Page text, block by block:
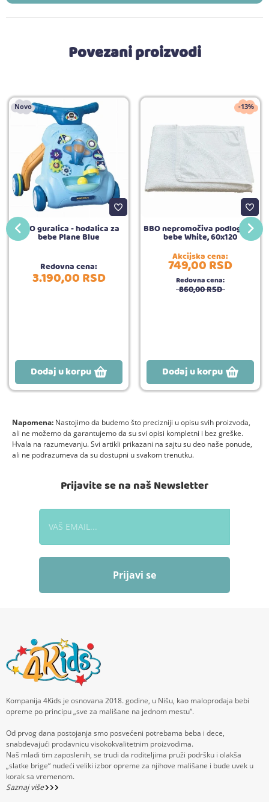
Povezani proizvodi
Novo
BBO guralica - hodalica za
bebe Plane Blue
Redovna cena:
3.190,00RSD
Dodaj u korpu
-13%
BBO nepromočiva podloga za
bebe White, 60x120
Akcijska cena:
749,00RSD
Redovna cena:
860,00RSD
Dodaj u korpu
Napomena: Nastojimo da budemo što precizniji u opisu svih proizvoda,
ali ne možemo da garantujemo da su svi opisi kompletni i bez greške.
Hvala na razumevanju. Svi artikli prikazani na sajtu su deo naše ponude,
ali ne podrazumeva da su dostupni u svakom trenutku.
Prijavite se na naš Newsletter
Prijavi se
Kompanija 4Kids je osnovana 2018. godine, u Nišu, kao maloprodaja bebi
opreme po principu „sve za mališane na jednom mestu“.
Od prvog dana postojanja smo posvećeni potrebama beba i dece,
snabdevajući prodavnicu visokokvalitetnim proizvodima.
Naš mladi tim zaposlenih, se trudi da roditeljima pruži podršku i olakša
„slatke brige“ nudeći veliki izbor opreme za njihove mališane i bude uvek u
korak sa vremenom.
Saznaj više